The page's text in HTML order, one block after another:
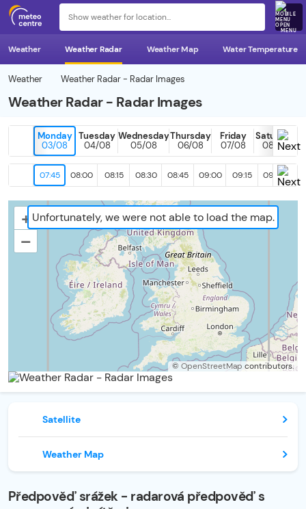
MENU
Weather Weather Radar Weather Map Water Temperature
Weather Weather Radar - Radar Images
Weather Radar - Radar Images
Monday
03/08
Tuesday
04/08
Wednesday
05/08
Thursday
06/08
Friday
07/08
Saturday
08/08
07:45 08:00 08:15 08:30 08:45 09:00 09:15 09:30
Unfortunately, we were not able to load the map.
+
–
© OpenStreetMap contributors.
Satellite
Weather Map
Předpověď srážek - radarová předpověď s